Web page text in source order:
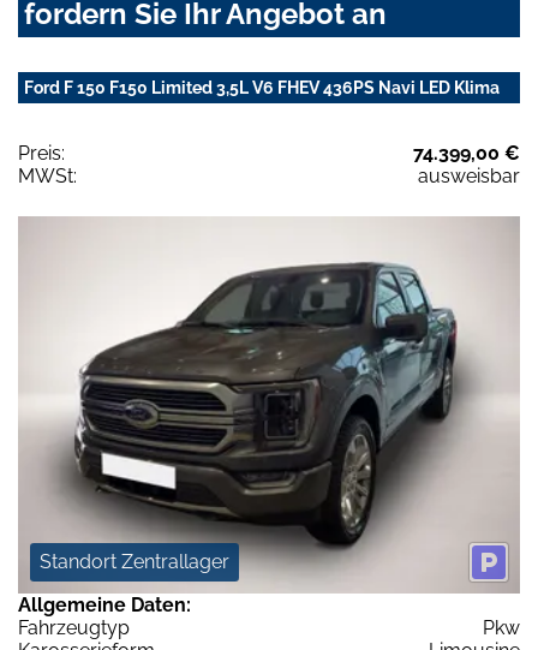
fordern Sie Ihr Angebot an
Ford F 150 F150 Limited 3,5L V6 FHEV 436PS Navi LED Klima
Preis:
74.399,00 €
MWSt:
ausweisbar
Standort Zentrallager
Allgemeine Daten:
Fahrzeugtyp
Pkw